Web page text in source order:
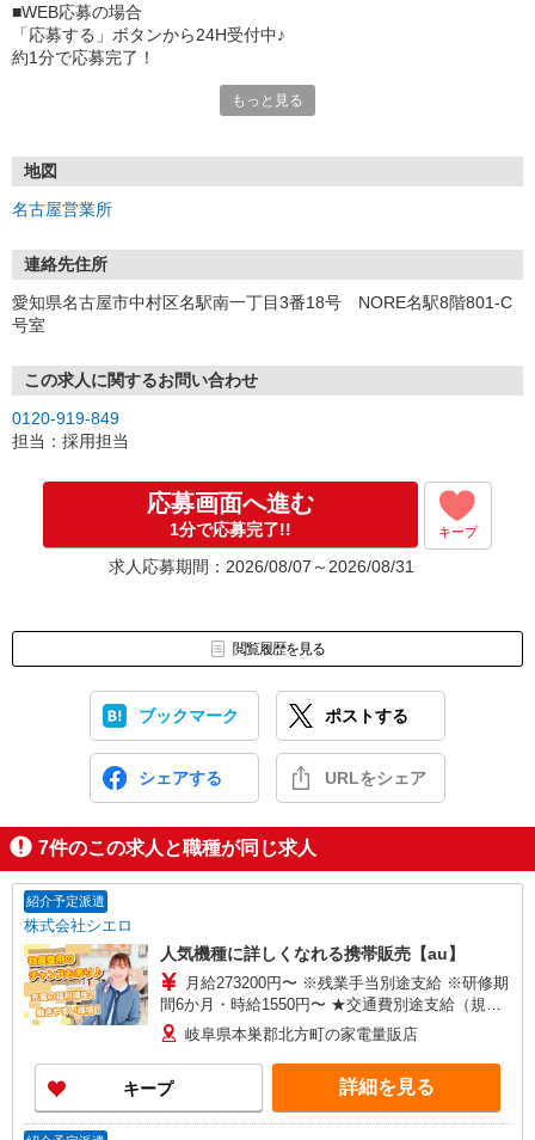
■WEB応募の場合
「応募する」ボタンから24H受付中♪
約1分で応募完了！
①応募から3営業日を目安に、メールorお電話でご連絡します。
★スマホでWEB面接（LINEなど）・出張面接・事務所面接と選べま
す
③面接実施（履歴書不要）
④勤務開始（スタート日は応相談）
お気軽にご応募ください♪
もっと見る
地図
名古屋営業所
連絡先住所
愛知県名古屋市中村区名駅南一丁目3番18号 NORE名駅8階801-C
号室
この求人に関するお問い合わせ
0120-919-849
担当：採用担当
応募画面へ進む
1分で応募完了!! キープ
求人応募期間：2026/08/07～2026/08/31
閲覧履歴を見る
ブックマーク ポストする
シェアする URLをシェア
7件のこの求人と職種が同じ求人
紹介予定派遣
株式会社シエロ
人気機種に詳しくなれる携帯販売【au】
月給273200円〜 ※残業手当別途支給 ※研修期
間6か月・時給1550円〜 ★交通費別途支給（規定
あり） ゜+゜・。○。・゜+゜・。○。・゜+゜ 入
社祝い金10万円支給(規定有) お友達を紹介頂くと,
インセンティブ支給(規定有) ゜・。○。・゜
+゜・。○。・゜+゜
岐阜県本巣郡北方町の家電量販店
キープ 詳細を見る